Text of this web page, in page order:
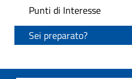
Punti di Interesse
Sei preparato?